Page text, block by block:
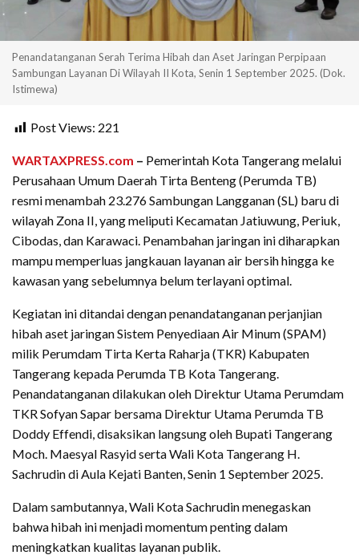
Penandatanganan Serah Terima Hibah dan Aset Jaringan Perpipaan
Sambungan Layanan Di Wilayah II Kota, Senin 1 September 2025. (Dok.
Istimewa)
Post Views: 221
WARTAXPRESS.com – Pemerintah Kota Tangerang melalui
Perusahaan Umum Daerah Tirta Benteng (Perumda TB)
resmi menambah 23.276 Sambungan Langganan (SL) baru di
wilayah Zona II, yang meliputi Kecamatan Jatiuwung, Periuk,
Cibodas, dan Karawaci. Penambahan jaringan ini diharapkan
mampu memperluas jangkauan layanan air bersih hingga ke
kawasan yang sebelumnya belum terlayani optimal.
Kegiatan ini ditandai dengan penandatanganan perjanjian
hibah aset jaringan Sistem Penyediaan Air Minum (SPAM)
milik Perumdam Tirta Kerta Raharja (TKR) Kabupaten
Tangerang kepada Perumda TB Kota Tangerang.
Penandatanganan dilakukan oleh Direktur Utama Perumdam
TKR Sofyan Sapar bersama Direktur Utama Perumda TB
Doddy Effendi, disaksikan langsung oleh Bupati Tangerang
Moch. Maesyal Rasyid serta Wali Kota Tangerang H.
Sachrudin di Aula Kejati Banten, Senin 1 September 2025.
Dalam sambutannya, Wali Kota Sachrudin menegaskan
bahwa hibah ini menjadi momentum penting dalam
meningkatkan kualitas layanan publik.